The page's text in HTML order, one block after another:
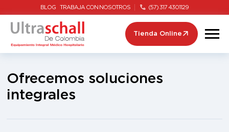
BLOG TRABAJA CON NOSOTROS (57) 317 4301129
Tienda Online
Ofrecemos soluciones
integrales